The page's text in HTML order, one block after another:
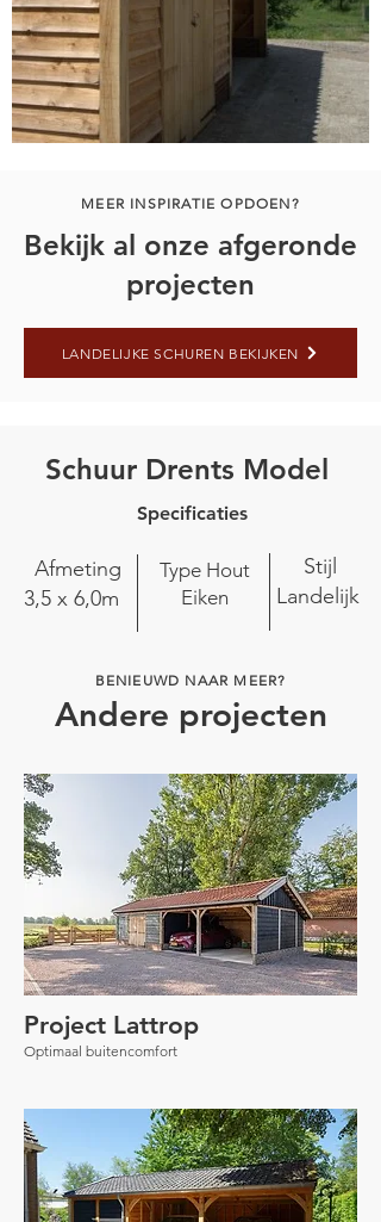
MEER INSPIRATIE OPDOEN?
Bekijk al onze afgeronde
projecten
LANDELIJKE SCHUREN BEKIJKEN
Schuur Drents Model
Afmeting
3,5 x 6,0m
Specificaties
Type Hout
Eiken
Stijl
Landelijk
BENIEUWD NAAR MEER?
Andere projecten
Project Lattrop
Optimaal buitencomfort